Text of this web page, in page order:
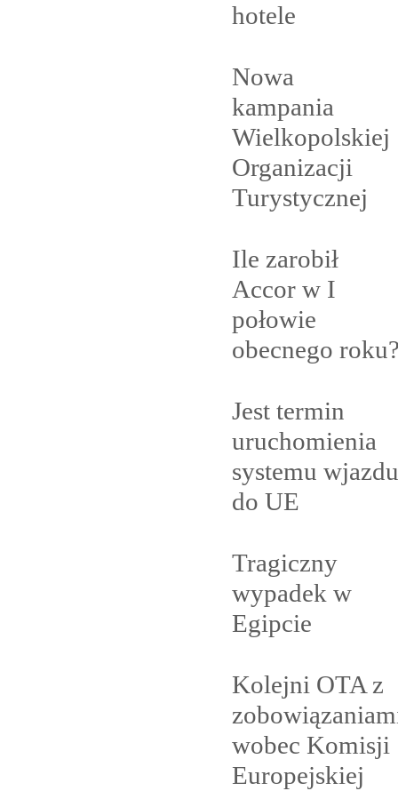
hotele
Nowa
kampania
Wielkopolskiej
Organizacji
Turystycznej
Ile zarobił
Accor w I
połowie
obecnego
Jest termin
uruchomienia
systemu wjazdu
do UE
Tragiczny
wypadek w
Egipcie
Kolejni OTA z
wobec Komisji
Europejskiej